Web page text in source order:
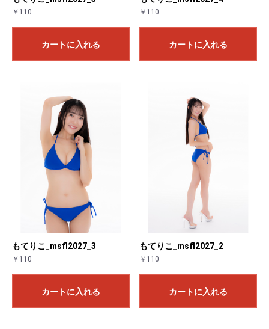
￥110
カートに入れる
￥110
カートに入れる
もてりこ_msfl2027_3
￥110
カートに入れる
もてりこ_msfl2027_2
￥110
カートに入れる
お買い物を続ける カートへ進む